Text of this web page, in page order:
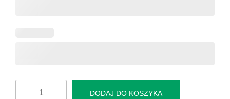
DODAJ DO KOSZYKA